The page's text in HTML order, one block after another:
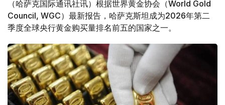
（哈萨克国际通讯社讯）根据世界黄金协会（World Gold
Council, WGC）最新报告，哈萨克斯坦成为2026年第二
季度全球央行黄金购买量排名前五的国家之一。